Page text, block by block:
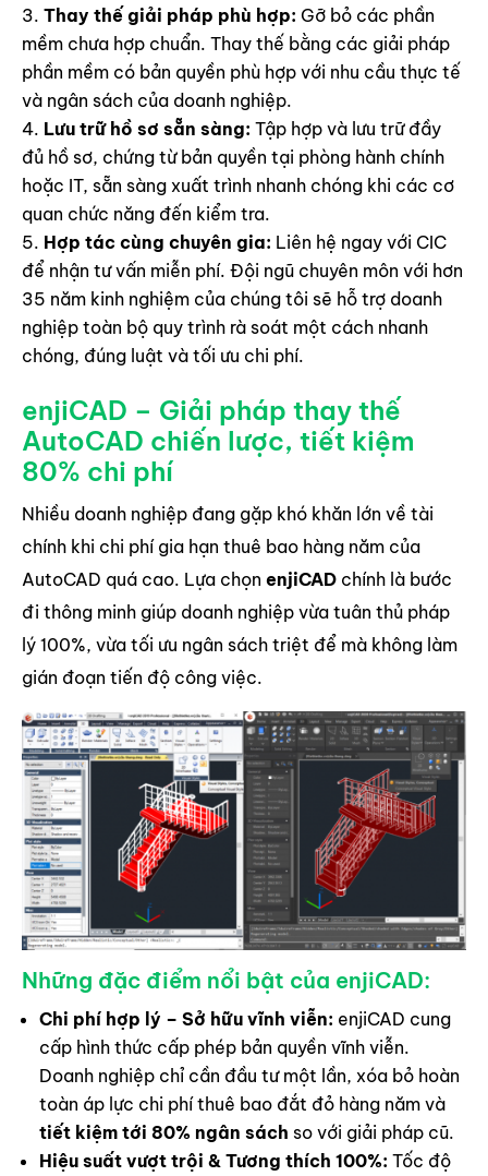
Thay thế giải pháp phù hợp: Gỡ bỏ các phần
mềm chưa hợp chuẩn. Thay thế bằng các giải pháp
phần mềm có bản quyền phù hợp với nhu cầu thực tế
và ngân sách của doanh nghiệp.
Lưu trữ hồ sơ sẵn sàng: Tập hợp và lưu trữ đầy
đủ hồ sơ, chứng từ bản quyền tại phòng hành chính
hoặc IT, sẵn sàng xuất trình nhanh chóng khi các cơ
quan chức năng đến kiểm tra.
Hợp tác cùng chuyên gia: Liên hệ ngay với CIC
để nhận tư vấn miễn phí. Đội ngũ chuyên môn với hơn
35 năm kinh nghiệm của chúng tôi sẽ hỗ trợ doanh
nghiệp toàn bộ quy trình rà soát một cách nhanh
chóng, đúng luật và tối ưu chi phí.
enjiCAD – Giải pháp thay thế
AutoCAD chiến lược, tiết kiệm
80% chi phí
Nhiều doanh nghiệp đang gặp khó khăn lớn về tài
chính khi chi phí gia hạn thuê bao hàng năm của
AutoCAD quá cao. Lựa chọn enjiCAD chính là bước
đi thông minh giúp doanh nghiệp vừa tuân thủ pháp
lý 100%, vừa tối ưu ngân sách triệt để mà không làm
gián đoạn tiến độ công việc.
Những đặc điểm nổi bật của enjiCAD:
Chi phí hợp lý – Sở hữu vĩnh viễn: enjiCAD cung
cấp hình thức cấp phép bản quyền vĩnh viễn.
Doanh nghiệp chỉ cần đầu tư một lần, xóa bỏ hoàn
toàn áp lực chi phí thuê bao đắt đỏ hàng năm và
tiết kiệm tới 80% ngân sách so với giải pháp cũ.
Hiệu suất vượt trội & Tương thích 100%: Tốc độ